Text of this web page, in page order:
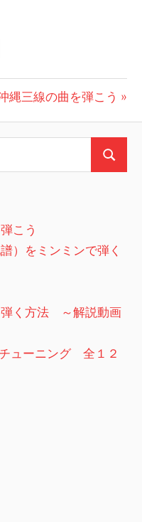
縄三線の曲を弾こう
検
こう
）をミンミンで弾く
弾く方法 ～解説動画
ューニング 全１２